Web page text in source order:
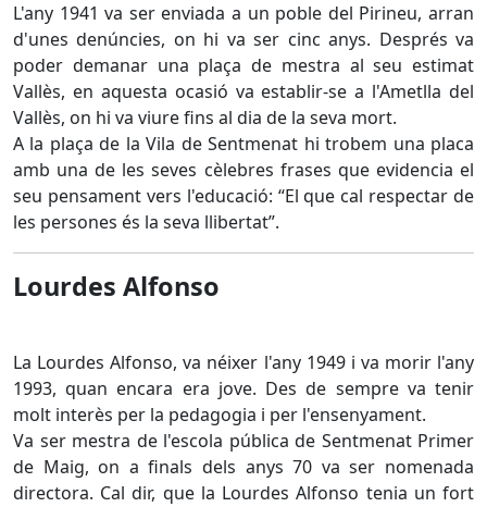
L'any 1941 va ser enviada a un poble del Pirineu, arran
d'unes denúncies, on hi va ser cinc anys. Després va
poder demanar una plaça de mestra al seu estimat
Vallès, en aquesta ocasió va establir-se a l'Ametlla del
Vallès, on hi va viure fins al dia de la seva mort.
A la plaça de la Vila de Sentmenat hi trobem una placa
amb una de les seves cèlebres frases que evidencia el
seu pensament vers l'educació: “El que cal respectar de
les persones és la seva llibertat”.
Lourdes Alfonso
La Lourdes Alfonso, va néixer l'any 1949 i va morir l'any
1993, quan encara era jove. Des de sempre va tenir
molt interès per la pedagogia i per l'ensenyament.
Va ser mestra de l'escola pública de Sentmenat Primer
de Maig, on a finals dels anys 70 va ser nomenada
directora. Cal dir, que la Lourdes Alfonso tenia un fort